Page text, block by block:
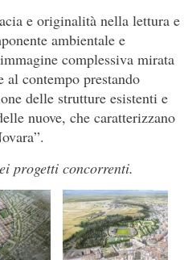
e originalità nella lettura e
ambientale e
complessiva mirata
contempo prestando
delle strutture esistenti e
nuove, che caratterizzano
progetti concorrenti.